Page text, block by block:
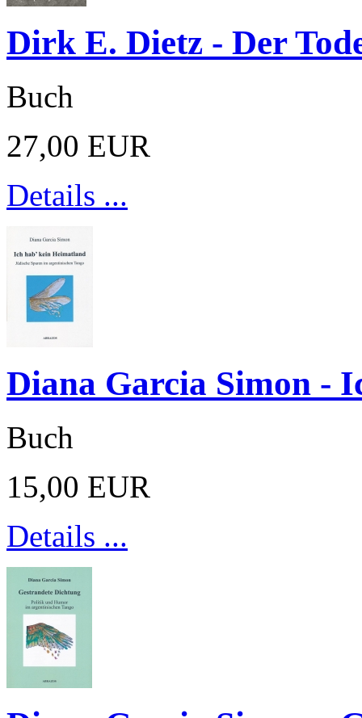
Dirk E. Dietz - Der
Buch
27,00 EUR
Details ...
Diana Garcia Simon -
Buch
15,00 EUR
Details ...